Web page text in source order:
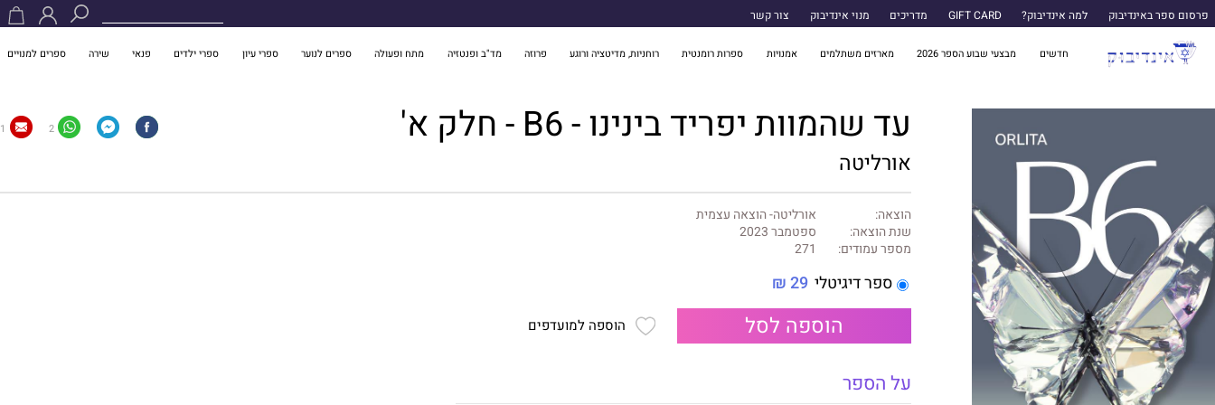
פרסום ספר באינדיבוק למה אינדיבוק? GIFT CARD מדריכים מנוי אינדיבוק צור קשר
חדשים מבצעי שבוע הספר 2026 מארזים משתלמים אמנויות ספרות רומנטית רוחניות, מדיטציה ורוגע פרוזה מד"ב ופנטזיה מתח ופעולה ספרים לנוער ספרי עיון ספרי ילדים פנאי שירה ספרים למנויים
עד שהמוות יפריד בינינו - B6 - חלק א' 2
1
אורליטה
הוצאה:
אורליטה- הוצאה עצמית
שנת הוצאה:
ספטמבר 2023
מספר עמודים:
271
ספר דיגיטלי 29 ₪
הוספה לסל הוספה למועדפים
על הספר